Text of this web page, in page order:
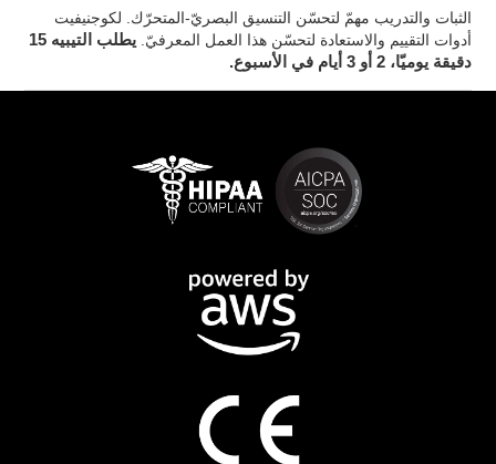
الثبات والتدريب مهمّ لتحسّن التنسيق البصريّ-المتحرّك. لكوجنيفيت
أدوات التقييم والاستعادة لتحسّن هذا العمل المعرفيّ.
يطلب التيبيه 15
دقيقة يوميّا، 2 أو 3 أيام في الأسبوع.